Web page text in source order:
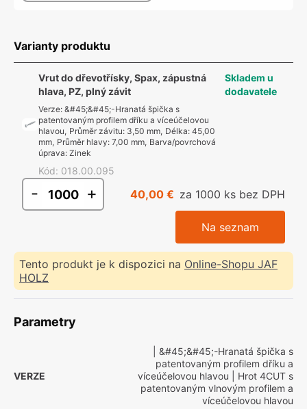
Varianty produktu
Vrut do dřevotřísky, Spax, zápustná
hlava, PZ, plný závit
Verze: &#45;&#45;-Hranatá špička s
patentovaným profilem dříku a víceúčelovou
hlavou, Průměr závitu: 3,50 mm, Délka: 45,00
mm, Průměr hlavy: 7,00 mm, Barva/povrchová
úprava: Zinek
Kód: 018.00.095
Skladem u
dodavatele
- + 40,00 € za 1000 ks bez DPH
Na seznam
Tento produkt je k dispozici na Online-Shopu JAF
HOLZ
Parametry
VERZE
| &#45;&#45;-Hranatá špička s
patentovaným profilem dříku a
víceúčelovou hlavou | Hrot 4CUT s
patentovaným vlnovým profilem a
víceúčelovou hlavou